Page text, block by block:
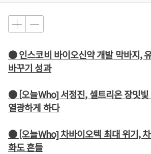
● 인스코비 바이오신약 개발 막바지,
바꾸기 성과
● [오늘Who] 서정진, 셀트리온 장밋빛
열광하게 하다
● [오늘Who] 차바이오텍 최대 위기,
화도 흔들